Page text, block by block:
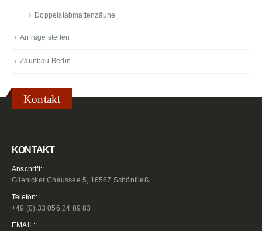
Doppelstabmattenzäune
Anfrage stellen
Zaunbau Berlin
Kontakt
KONTAKT
Anschrift::
Glienicker Chaussee 5, 16567 Schönfließ
Telefon::
+49 (0) 33 056 24 89 83
EMAIL::